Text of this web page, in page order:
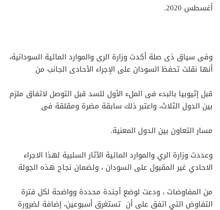
أغسطس 2020.
وفى سياق ذى صلة أكدت وزارة الرى والموارد المائية السودانية،
أنها نقلت تحفظ السودان على الإجراء الأحادى الجانب من
قبل إثيوبيا بالبدء فى الملء الأول للسد قبل التوصل لاتفاق ملزم
بين الدول الثلاث، واعتبر ذلك سابقة مضرة ومقلقة فى
مسار التعاون بين الدول المعنية.
وعددت وزارة الري والموارد المائية الآثار السلبية لهذا الاجراء
الاحادي غير المقبول على السودان ، ولضمان نجاح هذه الجولة
من المفاوضات ، ودعت لوضع أجندة محددة وواضحة لكل فترة
التفاوض التي اتفق على أن تستغرق أسبوعين، إضافة لضرورة